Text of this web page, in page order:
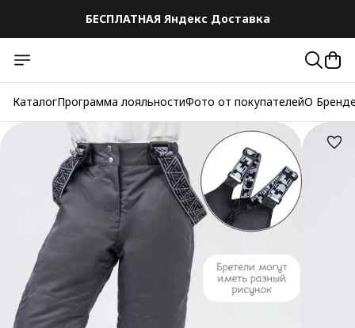
БЕСПЛАТНАЯ Яндекс Доставка
КаталогПрограмма лояльностиФото от покупателейО